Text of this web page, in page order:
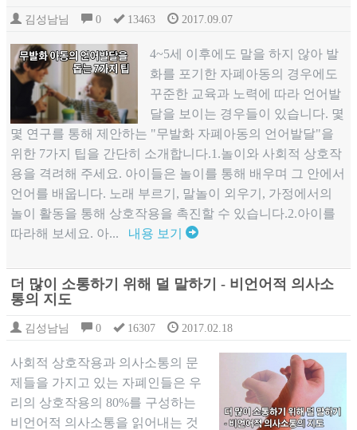
김성남님 0 13463 2017.09.07
4~5세 이후에도 말을 하지 않아 발
화를 포기한 자폐아동의 경우에도
꾸준한 교육과 노력에 따라 언어발
달을 보이는 경우들이 있습니다. 몇
몇 연구를 통해 제안하는 "무발화 자폐아동의 언어발달"을
위한 7가지 팁을 간단히 소개합니다.1.놀이와 사회적 상호작
용을 격려해 주세요. 아이들은 놀이를 통해 배우며 그 안에서
언어를 배웁니다. 노래 부르기, 말놀이 외우기, 가정에서의
놀이 활동을 통해 상호작용을 촉진할 수 있습니다.2.아이를
따라해 보세요. 아... 내용 보기
더 많이 소통하기 위해 덜 말하기 - 비언어적 의사소
통의 지도
김성남님 0 16307 2017.02.18
사회적 상호작용과 의사소통의 문
제들을 가지고 있는 자폐인들은 우
리의 상호작용의 80%를 구성하는
비언어적 의사소통을 읽어내는 것